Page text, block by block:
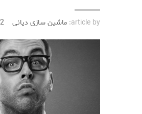
article by: ماشین سازی دیانی